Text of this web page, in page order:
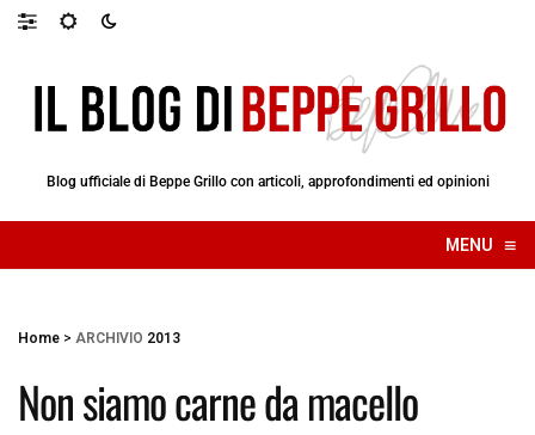
Blog ufficiale di Beppe Grillo con articoli, approfondimenti ed opinioni
MENU ≡
☰
Home > ARCHIVIO 2013
Non siamo carne da macello